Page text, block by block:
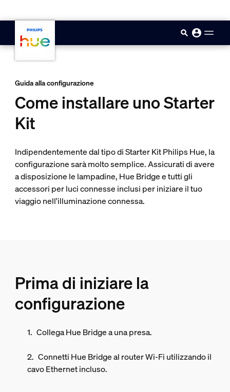
Guida alla configurazione
Come installare uno Starter
Kit
Indipendentemente dal tipo di Starter Kit Philips Hue, la
configurazione sarà molto semplice. Assicurati di avere
a disposizione le lampadine, Hue Bridge e tutti gli
accessori per luci connesse inclusi per iniziare il tuo
viaggio nell'illuminazione connessa.
Prima di iniziare la
configurazione
Collega Hue Bridge a una presa.
Connetti Hue Bridge al router Wi-Fi utilizzando il
cavo Ethernet incluso.